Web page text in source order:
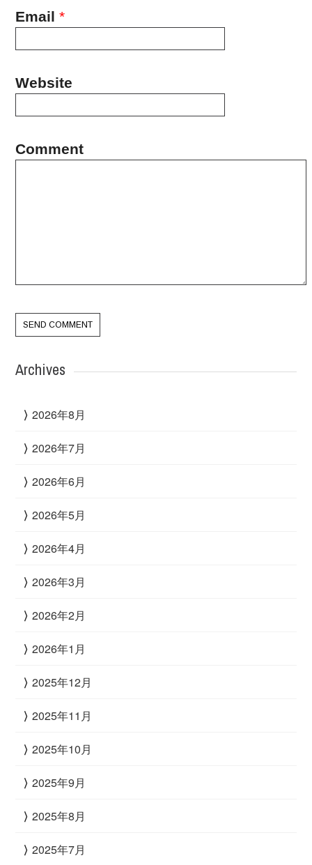
Email *
Website
Comment
Archives
2026年8月
2026年7月
2026年6月
2026年5月
2026年4月
2026年3月
2026年2月
2026年1月
2025年12月
2025年11月
2025年10月
2025年9月
2025年8月
2025年7月